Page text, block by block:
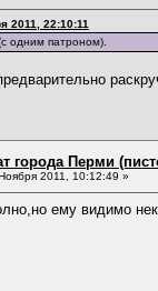
2011, 22:10:11
одним патроном).
города Перми
2011, 10:12:49 »
ему видимо